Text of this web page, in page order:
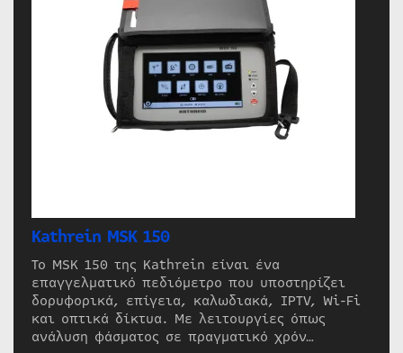
Kathrein MSK 150
Το MSK 150 της Kathrein είναι ένα
επαγγελματικό πεδιόμετρο που υποστηρίζει
δορυφορικά, επίγεια, καλωδιακά, IPTV, Wi-Fi
και οπτικά δίκτυα. Με λειτουργίες όπως
ανάλυση φάσματος σε πραγματικό χρόν…